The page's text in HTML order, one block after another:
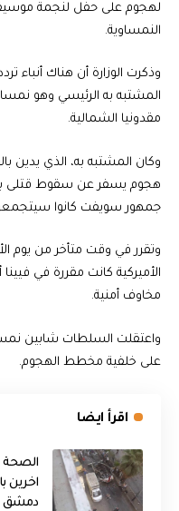
لهجوم على حفل لنجمة
النمساوية.
وذكرت الوزارة أن هناك أنباء
مقدونيا الشمالية.
وكان المشتبه به، الذي يدين
جمهور سويفت كانوا
وتقرر في وقت متأخر من يوم
الأميركية كانت مقررة في
مخاوف أمنية.
على خلفية مخطط الهجوم.
اقرأ ايضا
اخرين
دمشق